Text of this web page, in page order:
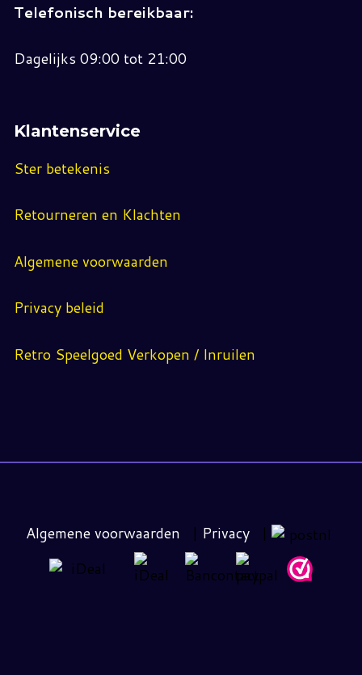
Telefonisch bereikbaar:
Dagelijks 09:00 tot 21:00
Klantenservice
Ster betekenis
Retourneren en Klachten
Algemene voorwaarden
Privacy beleid
Retro Speelgoed Verkopen / Inruilen
Algemene voorwaarden | Privacy |